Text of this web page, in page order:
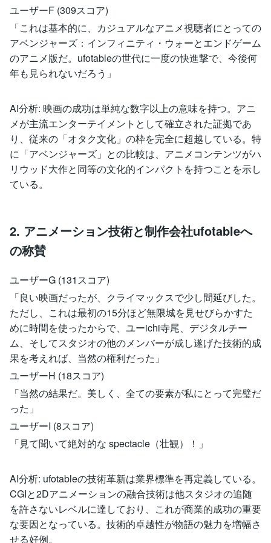
ユーザーF (309スコア)
「これは基本的に、カジュアルなアニメ視聴者にとっての
アベンジャーズ：インフィニティ・ウォーとエンドゲーム
のアニメ版だ。ufotableの世代に一度の快進撃で、今後何
年も見られないだろう」
AI分析: 映画の成功は単純な数字以上の意味を持つ。アニ
メが主流エンターテイメントとして確立された証拠であ
り、従来の「オタク文化」の枠を完全に超越している。特
に「アベンジャーズ」との比較は、アニメコンテンツがハ
リウッド大作と同等の文化的インパクトを持つことを示し
ている。
2. アニメーション技術と制作会社ufotableへ
の称賛
ユーザーG (131スコア)
「良い映画だったが、クライマックスで少し間延びした。
ただし、これは最初の15分ほど無限城を見せびらかすた
めに時間を使ったからで、ユーichi寺尾、デジタルチー
ム、そしてスタジオの他のメンバーが成し遂げた技術的成
果を考えれば、当然の権利だった」
ユーザーH (18スコア)
「当然の結果だ。美しく、全ての要素が私にとって完璧だ
った」
ユーザーI (8スコア)
「見て聞いて絶対的な spectacle（壮観）！」
AI分析: ufotableの技術革新は業界標準を再定義している。
CGIと2Dアニメーションの融合技術は他スタジオの追随
を許さないレベルに達しており、これが商業的成功の重要
な要因となっている。技術的卓越性が物語の魅力を増幅さ
せる好例。